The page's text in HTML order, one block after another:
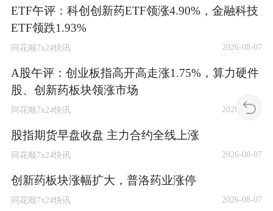
ETF午评：科创创新药ETF领涨4.90%，金融科技
ETF领跌1.93%
同花顺7x24快讯 2026-08-07
A股午评：创业板指高开高走涨1.75%，算力硬件
股、创新药板块领涨市场
同花顺7x24快讯 2026-08-07
股指期货早盘收盘 主力合约全线上涨
同花顺7x24快讯 2026-08-07
创新药板块涨幅扩大，普洛药业涨停
同花顺7x24快讯 2026-08-07